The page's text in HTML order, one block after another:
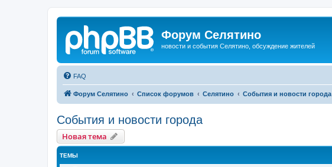
Форум Селятино
новости и события Селятино, обсуждение жителей
FAQ
Форум Селятино Список форумов Селятино События и новости города
События и новости города
Новая тема
ТЕМЫ